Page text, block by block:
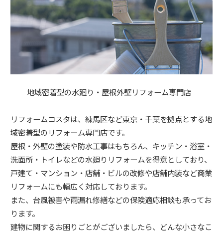
地域密着型の水廻り・屋根外壁リフォーム専門店
リフォームコスタは、練馬区など東京・千葉を拠点とする地
域密着型のリフォーム専門店です。
屋根・外壁の塗装や防水工事はもちろん、キッチン・浴室・
洗面所・トイレなどの水廻りリフォームを得意としており、
戸建て・マンション・店舗・ビルの改修や店舗内装など商業
リフォームにも幅広く対応しております。
また、台風被害や雨漏れ修繕などの保険適応相談も承ってお
ります。
建物に関するお困りごとがございましたら、どんな小さなこ